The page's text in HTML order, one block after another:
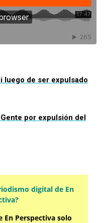
luego de ser expulsado
por expulsión del
digital de En
En Perspectiva solo